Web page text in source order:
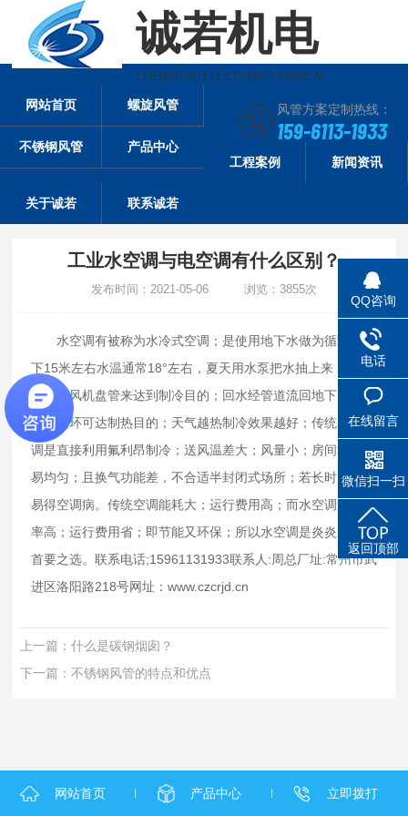
诚若机电
CHENGRUO ELECTRPMECHANICAL
风管方案定制热线：
159-6113-1933
网站首页 螺旋风管
不锈钢风管
产品中心
工程案例
新闻资讯
关于诚若 联系诚若
工业水空调与电空调有什么区别？
发布时间：2021-05-06 浏览：3855次
水空调有被称为水冷式空调；是使用地下水做为循环，地
下15米左右水温通常18°左右，夏天用水泵把水抽上来；经过
室内的风机盘管来达到制冷目的；回水经管道流回地下；冬天
这样循环可达制热目的；天气越热制冷效果越好；传统的电空
调是直接利用氟利昂制冷；送风温差大；风量小；房间温度不
易均匀；且换气功能差，不合适半封闭式场所；若长时间使用
易得空调病。传统空调能耗大；运行费用高；而水空调运行效
率高；运行费用省；即节能又环保；所以水空调是炎炎夏日的
首要之选。联系电话;15961131933联系人:周总厂址:常州市武
进区洛阳路218号网址：www.czcrjd.cn
上一篇： 什么是碳钢烟囱？
下一篇： 不锈钢风管的特点和优点
QQ咨询
电话
在线留言
微信扫一扫
返回顶部
网站首页 产品中心 立即拨打